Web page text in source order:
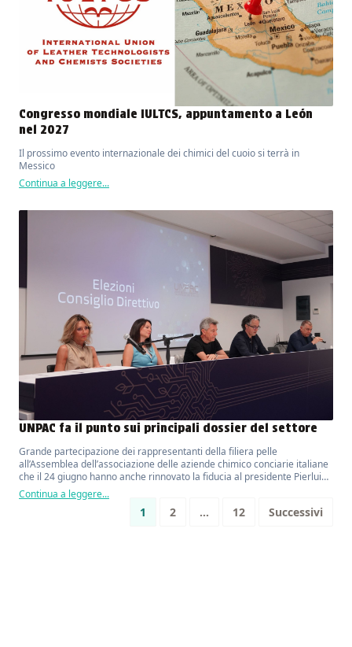
Congresso mondiale IULTCS, appuntamento a León
nel 2027
Il prossimo evento internazionale dei chimici del cuoio si terrà in
Messico
Continua a leggere...
UNPAC fa il punto sui principali dossier del settore
Grande partecipazione dei rappresentanti della filiera pelle
all’Assemblea dell’associazione delle aziende chimico conciarie italiane
che il 24 giugno hanno anche rinnovato la fiducia al presidente Pierluigi
Braggion per un altro biennio
Continua a leggere...
Paginazione
1 2 … 12 Successivi